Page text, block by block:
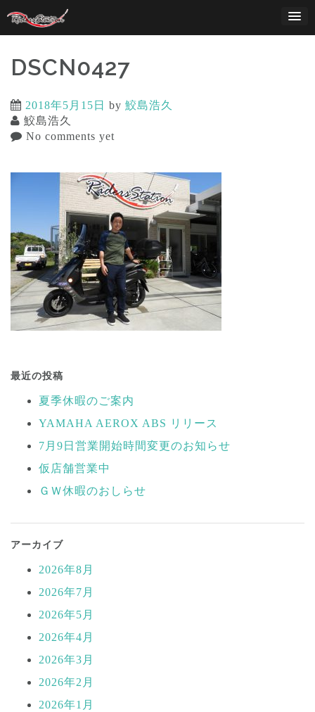
content
DSCN0427
2018年5月15日 by 鮫島浩久
鮫島浩久
No comments yet
稿
ナ
ゲ
ー
シ
ン
最近の投稿
夏季休暇のご案内
YAMAHA AEROX ABS リリース
7月9日営業開始時間変更のお知らせ
仮店舗営業中
ＧＷ休暇のおしらせ
アーカイブ
2026年8月
2026年7月
2026年5月
2026年4月
2026年3月
2026年2月
2026年1月